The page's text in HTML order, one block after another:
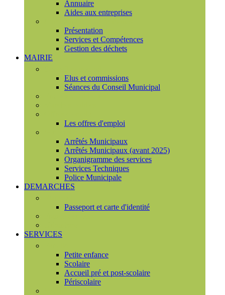
Annuaire
Aides aux entreprises
Présentation
Services et Compétences
Gestion des déchets
MAIRIE
Elus et commissions
Séances du Conseil Municipal
Les offres d'emploi
Arrêtés Municipaux
Arrêtés Municipaux (avant 2025)
Organigramme des services
Services Techniques
Police Municipale
DEMARCHES
Passeport et carte d'identité
SERVICES
Petite enfance
Scolaire
Accueil pré et post-scolaire
Périscolaire